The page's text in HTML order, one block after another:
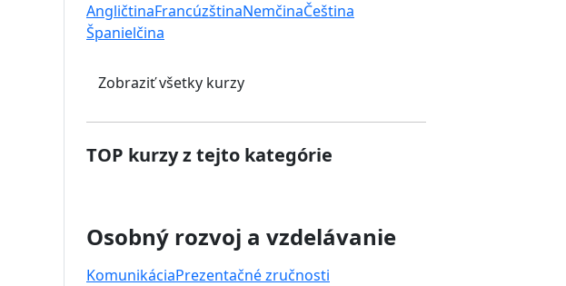
AngličtinaFrancúzštinaNemčinaČeština
Španielčina
Zobraziť všetky kurzy
TOP kurzy z tejto kategórie
Osobný rozvoj a vzdelávanie
KomunikáciaPrezentačné zručnosti